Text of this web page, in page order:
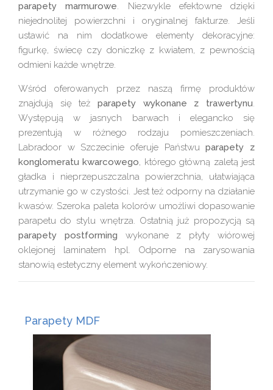
parapety marmurowe. Niezwykle efektowne dzięki
niejednolitej powierzchni i oryginalnej fakturze. Jeśli
ustawić na nim dodatkowe elementy dekoracyjne:
figurkę, świecę czy doniczkę z kwiatem, z pewnością
odmieni każde wnętrze.
Wśród oferowanych przez naszą firmę produktów
znajdują się też parapety wykonane z trawertynu.
Występują w jasnych barwach i elegancko się
prezentują w różnego rodzaju pomieszczeniach.
Labradoor w Szczecinie oferuje Państwuparapety z
konglomeratu kwarcowego, którego główną zaletą jest
gładka i nieprzepuszczalna powierzchnia, ułatwiająca
utrzymanie go w czystości. Jest też odporny na działanie
kwasów. Szeroka paleta kolorów umożliwi dopasowanie
parapetu do stylu wnętrza. Ostatnią już propozycją są
parapety postforming wykonane z płyty wiórowej
oklejonej laminatem hpl. Odporne na zarysowania
stanowią estetyczny element wykończeniowy.
Parapety MDF